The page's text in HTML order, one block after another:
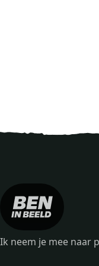
Ik neem je mee naar